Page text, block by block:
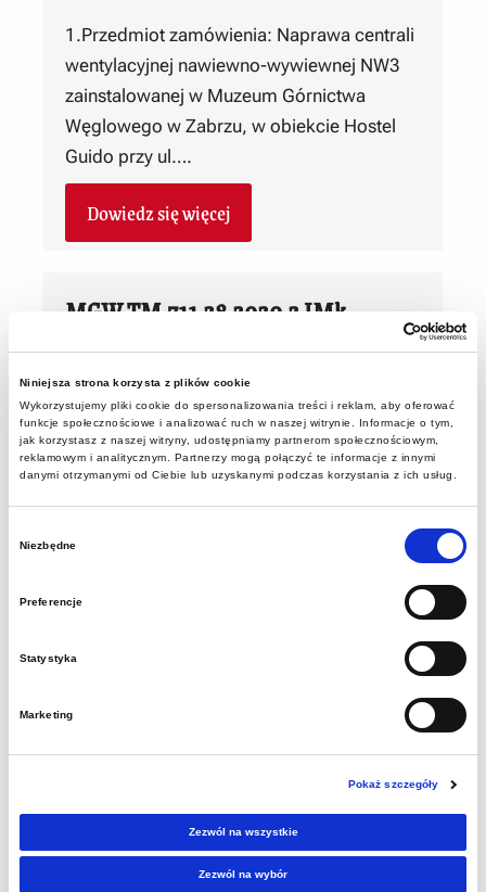
Niniejsza strona korzysta z plików cookie
Wykorzystujemy pliki cookie do spersonalizowania treści i reklam, aby oferować
funkcje społecznościowe i analizować ruch w naszej witrynie. Informacje o tym,
jak korzystasz z naszej witryny, udostępniamy partnerom społecznościowym,
reklamowym i analitycznym. Partnerzy mogą połączyć te informacje z innymi
danymi otrzymanymi od Ciebie lub uzyskanymi podczas korzystania z ich usług.
Niezbędne
Preferencje
Statystyka
Marketing
Pokaż szczegóły
Zezwól na wszystkie
Zezwól na wybór
1.Przedmiot zamówienia: Naprawa centrali
wentylacyjnej nawiewno-wywiewnej NW3
zainstalowanej w Muzeum Górnictwa
Węglowego w Zabrzu, w obiekcie Hostel
Guido przy ul….
Dowiedz się więcej
MGW.TM.711.28.2020.2 JMk
„Zakup i dostawa 2 taczek z
zapędem elektrycznym”
2025-08-07
ZAPYTANIE O CENĘpostępowanie
wartości nieprzekraczającej kwoty
Serwisowanie, usuwanie awarii i
przeprowadzanie remontów
wózków hamulcowych WHR-1/N
produkcji PPUH REMASZ S.C.